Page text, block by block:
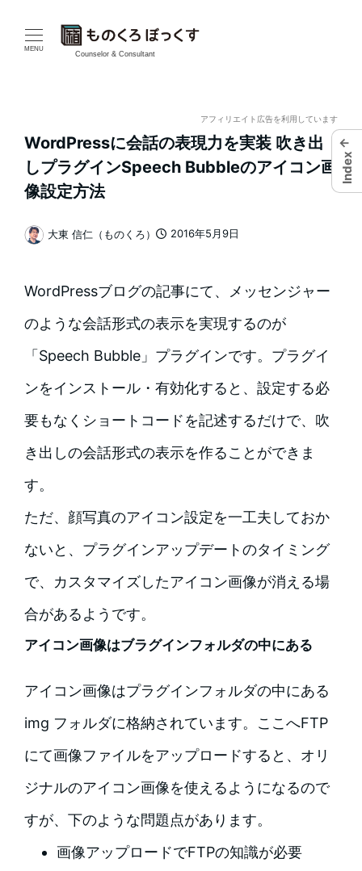
MENU
Counselor & Consultant
アフィリエイト広告を利用しています
WordPressに会話の表現力を実装 吹き出
しプラグインSpeech Bubbleのアイコン画
像設定方法
2016年5月9日
著
大東 信仁（ものくろ）
WordPressブログの記事にて、メッセンジャー
のような会話形式の表示を実現するのが
「Speech Bubble」プラグインです。プラグイ
ンをインストール・有効化すると、設定する必
要もなくショートコードを記述するだけで、吹
き出しの会話形式の表示を作ることができま
す。
ただ、顔写真のアイコン設定を一工夫しておか
ないと、プラグインアップデートのタイミング
で、カスタマイズしたアイコン画像が消える場
合があるようです。
アイコン画像はブラグインフォルダの中にある
アイコン画像はプラグインフォルダの中にある
img フォルダに格納されています。ここへFTP
にて画像ファイルをアップロードすると、オリ
ジナルのアイコン画像を使えるようになるので
すが、下のような問題点があります。
画像アップロードでFTPの知識が必要
←
Index